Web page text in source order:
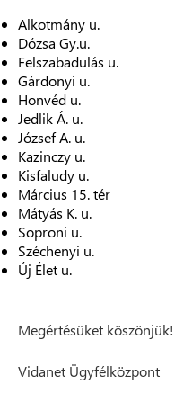
Alkotmány u.
Dózsa Gy.u.
Felszabadulás u.
Gárdonyi u.
Honvéd u.
Jedlik Á. u.
József A. u.
Kazinczy u.
Kisfaludy u.
Március 15. tér
Mátyás K. u.
Soproni u.
Széchenyi u.
Új Élet u.
Megértésüket köszönjük!
Vidanet Ügyfélközpont